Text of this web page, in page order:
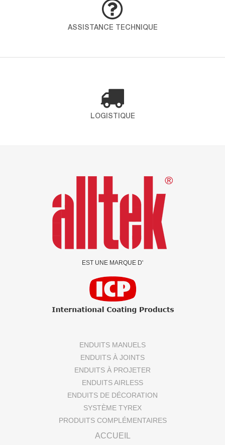
démarche globale pour intégrer qualité, santé,
sécurité et environnement dans toutes les
opérations. En choississant ICP – Alltek, vous
ASSISTANCE TECHNIQUE
LOGISTIQUE
EST UNE MARQUE D'
ENDUITS MANUELS
ENDUITS À JOINTS
ENDUITS À PROJETER
ENDUITS AIRLESS
ENDUITS DE DÉCORATION
SYSTÈME TYREX
PRODUITS COMPLÉMENTAIRES
ACCUEIL